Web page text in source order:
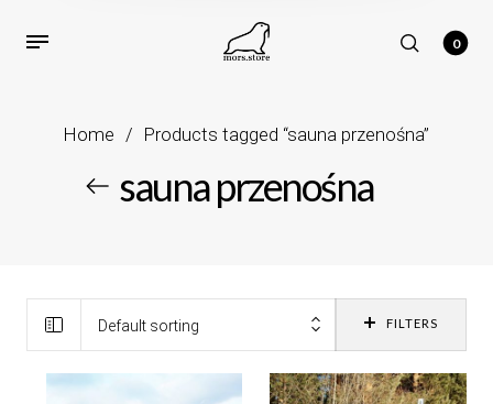
0
Home / Products tagged “sauna przenośna”
sauna przenośna
Default sorting FILTERS